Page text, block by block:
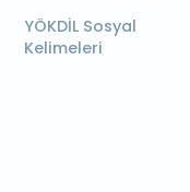
YÖKDİL Sosyal
Kelimeleri